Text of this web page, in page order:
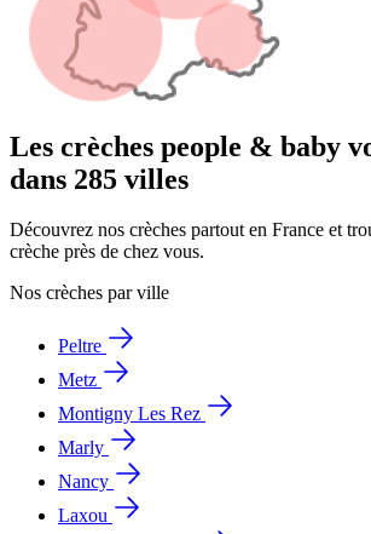
Les crèches people & baby
dans 285 villes
Découvrez nos crèches partout en France et
crèche près de chez vous.
Nos crèches par ville
Peltre
Metz
Montigny Les Rez
Marly
Nancy
Laxou